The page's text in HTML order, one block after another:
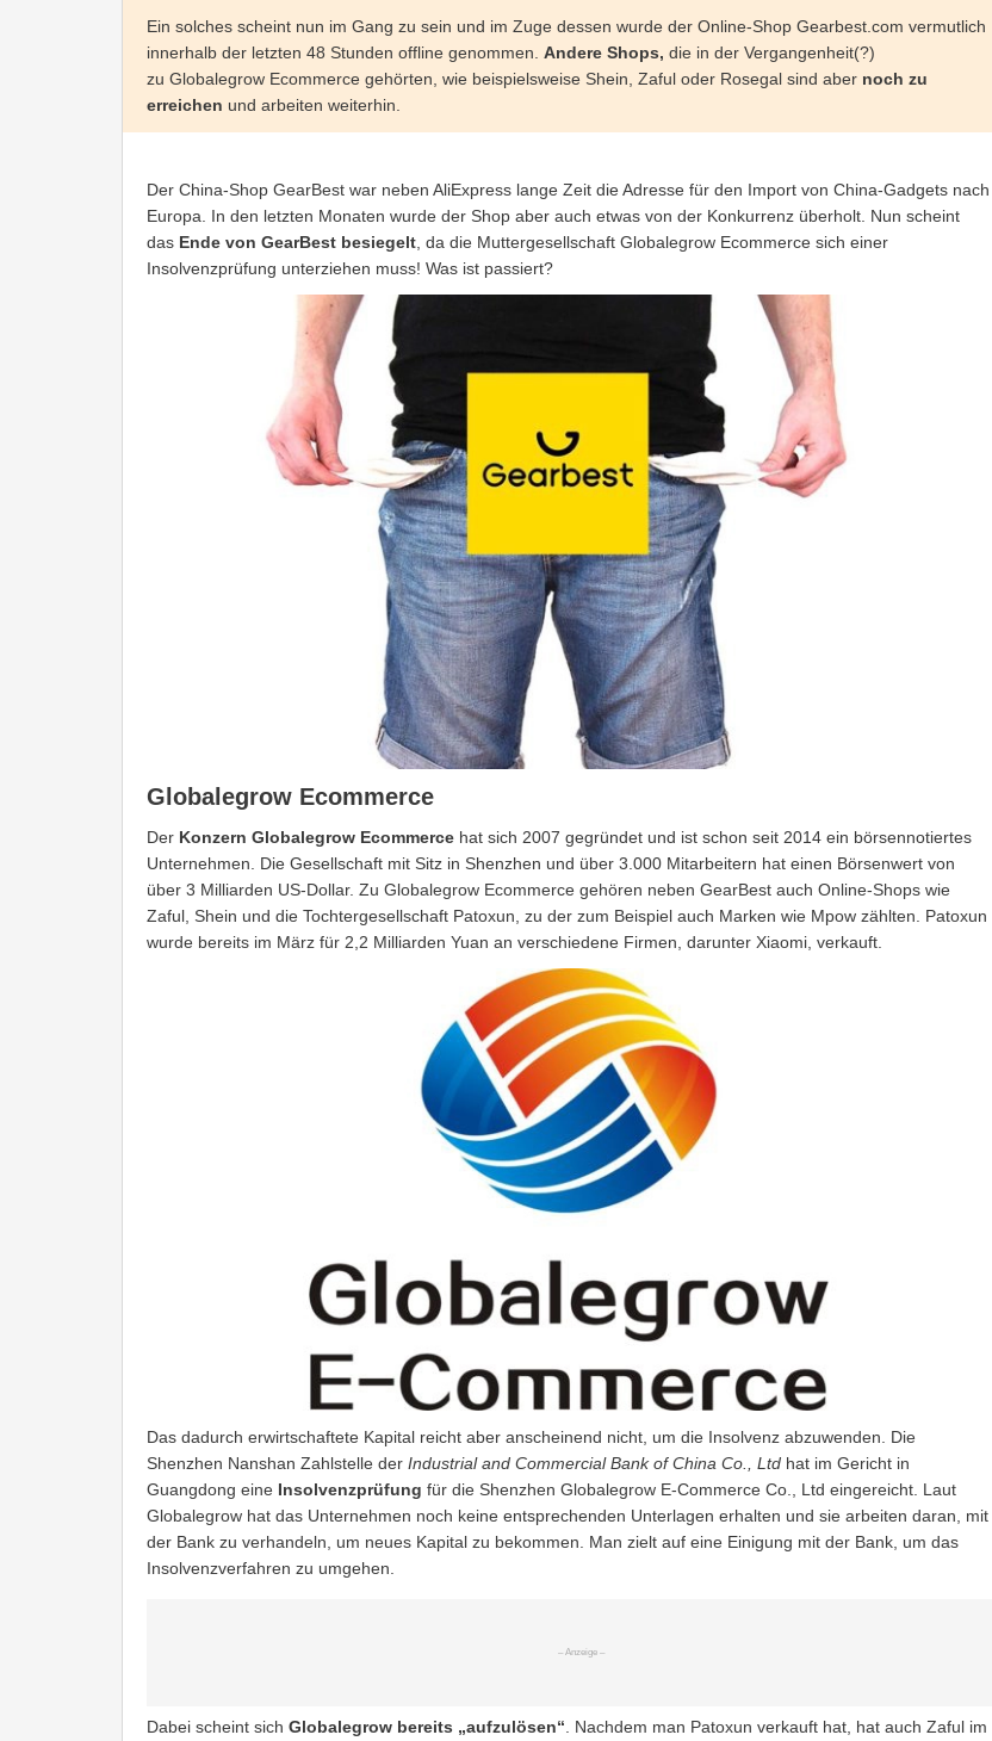
Ein solches scheint nun im Gang zu sein und im Zuge dessen wurde der Online-Shop Gearbest.com vermutlich
innerhalb der letzten 48 Stunden offline genommen. Andere Shops, die in der Vergangenheit(?)
zu Globalegrow Ecommerce gehörten, wie beispielsweise Shein, Zaful oder Rosegal sind aber noch zu
erreichen und arbeiten weiterhin.
Der China-Shop GearBest war neben AliExpress lange Zeit die Adresse für den Import von China-Gadgets nach
Europa. In den letzten Monaten wurde der Shop aber auch etwas von der Konkurrenz überholt. Nun scheint
das Ende von GearBest besiegelt , da die Muttergesellschaft Globalegrow Ecommerce sich einer
Insolvenzprüfung unterziehen muss! Was ist passiert?
Globalegrow Ecommerce
Der Konzern Globalegrow Ecommerce hat sich 2007 gegründet und ist schon seit 2014 ein börsennotiertes
Unternehmen. Die Gesellschaft mit Sitz in Shenzhen und über 3.000 Mitarbeitern hat einen Börsenwert von
über 3 Milliarden US-Dollar. Zu Globalegrow Ecommerce gehören neben GearBest auch Online-Shops wie
Zaful, Shein und die Tochtergesellschaft Patoxun, zu der zum Beispiel auch Marken wie Mpow zählten. Patoxun
wurde bereits im März für 2,2 Milliarden Yuan an verschiedene Firmen, darunter Xiaomi, verkauft.
Das dadurch erwirtschaftete Kapital reicht aber anscheinend nicht, um die Insolvenz abzuwenden. Die
Shenzhen Nanshan Zahlstelle der Industrial and Commercial Bank of China Co., Ltd hat im Gericht in
Guangdong eine Insolvenzprüfung für die Shenzhen Globalegrow E-Commerce Co., Ltd eingereicht. Laut
Globalegrow hat das Unternehmen noch keine entsprechenden Unterlagen erhalten und sie arbeiten daran, mit
der Bank zu verhandeln, um neues Kapital zu bekommen. Man zielt auf eine Einigung mit der Bank, um das
Insolvenzverfahren zu umgehen.
Dabei scheint sich Globalegrow bereits „aufzulösen“ . Nachdem man Patoxun verkauft hat, hat auch Zaful im